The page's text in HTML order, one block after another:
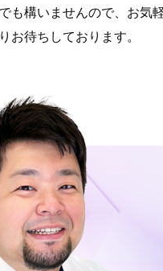
も構いませんので、お気
お待ちしております。